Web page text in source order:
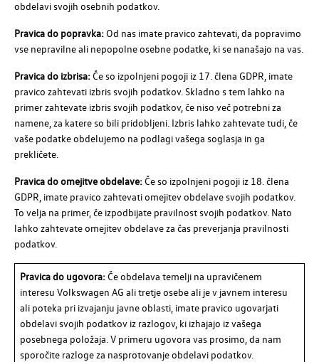
obdelavi svojih osebnih podatkov.
Pravica do popravka: Od nas imate pravico zahtevati, da popravimo
vse nepravilne ali nepopolne osebne podatke, ki se nanašajo na vas.
Pravica do izbrisa:Če so izpolnjeni pogoji iz 17. člena GDPR, imate
pravico zahtevati izbris svojih podatkov. Skladno s tem lahko na
primer zahtevate izbris svojih podatkov, če niso več potrebni za
namene, za katere so bili pridobljeni. Izbris lahko zahtevate tudi, če
vaše podatke obdelujemo na podlagi vašega soglasja in ga
prekličete.
Pravica do omejitve obdelave:Če so izpolnjeni pogoji iz 18. člena
GDPR, imate pravico zahtevati omejitev obdelave svojih podatkov.
To velja na primer, če izpodbijate pravilnost svojih podatkov. Nato
lahko zahtevate omejitev obdelave za čas preverjanja pravilnosti
podatkov.
Pravica do ugovora:Če obdelava temelji na upravičenem
interesuVolkswagen AG ali tretje osebe ali je v javnem interesu
ali poteka pri izvajanju javne oblasti, imate pravico ugovarjati
obdelavi svojih podatkov iz razlogov, ki izhajajo iz vašega
posebnega položaja. V primeru ugovora vas prosimo, da nam
sporočite razloge za nasprotovanje obdelavi podatkov.